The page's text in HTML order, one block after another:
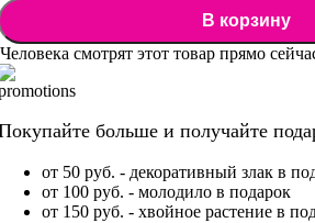
В корзину
Человека смотрят этот товар прямо
больше и получайте
от 50 руб. - декоративный злак в
от 100 руб. - молодило в подарок
от 150 руб. - хвойное растение в